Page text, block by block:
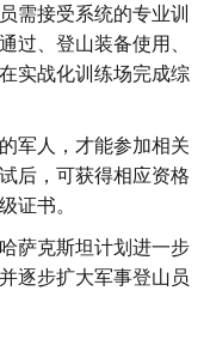
需接受系统的专业训
过、登山装备使用、
实战化训练场完成综
军人，才能参加相关
后，可获得相应资格
证书。
萨克斯坦计划进一步
逐步扩大军事登山员